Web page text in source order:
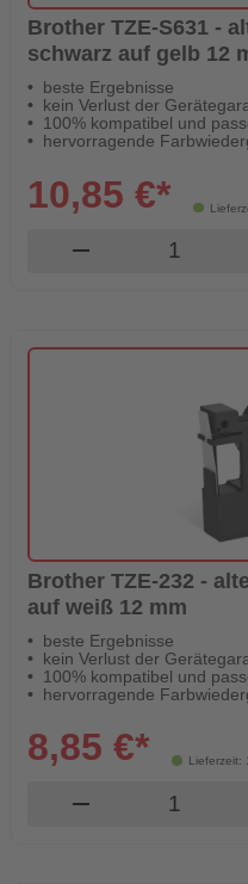
Brother TZE-S631 -
schwarz auf gelb 12
beste Ergebnisse
kein Verlust der
100% kompatibel und
hervorragende
10,85 €*
remove Produkt
Brother TZE-232 -
auf weiß 12 mm
beste Ergebnisse
kein Verlust der
100% kompatibel und
hervorragende
Lieferzeit:
8,85 €*
remove Produkt